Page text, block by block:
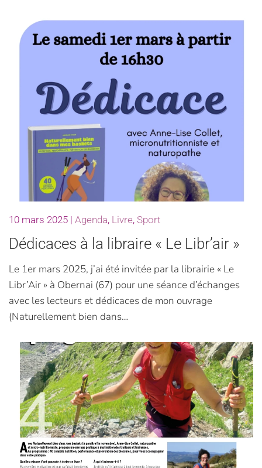
10 mars 2025 | Agenda, Livre, Sport
Dédicaces à la libraire « Le Libr’air »
Le 1er mars 2025, j’ai été invitée par la librairie « Le
Libr’Air » à Obernai (67) pour une séance d’échanges
avec les lecteurs et dédicaces de mon ouvrage
(Naturellement bien dans…